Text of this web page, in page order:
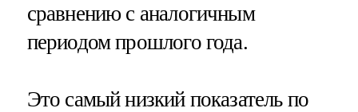
сравнению с аналогичным
периодом прошлого года.
Это самый низкий показатель по